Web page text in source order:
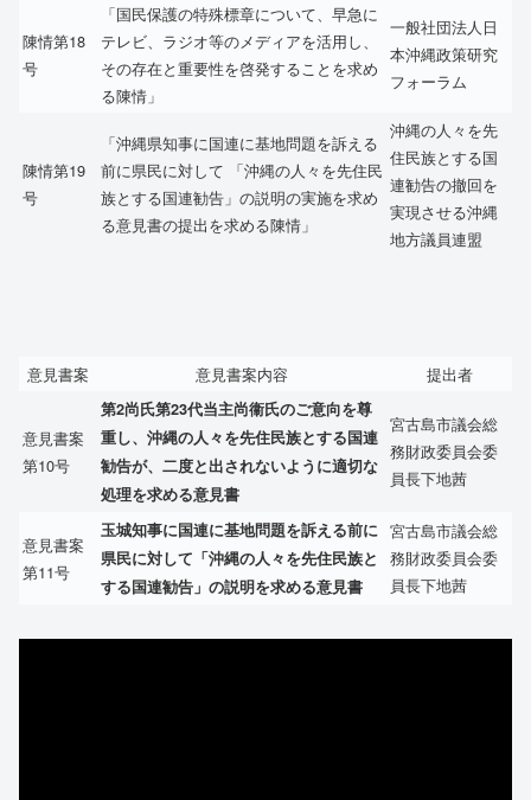
陳情第18
号
「国民保護の特殊標章について、早急に
テレビ、ラジオ等のメディアを活用し、
その存在と重要性を啓発することを求め
る陳情」
一般社団法人日
本沖縄政策研究
フォーラム
陳情第19
号
「沖縄県知事に国連に基地問題を訴える
前に県民に対して 「沖縄の人々を先住民
族とする国連勧告」の説明の実施を求め
る意見書の提出を求める陳情」
沖縄の人々を先
住民族とする国
連勧告の撤回を
実現させる沖縄
地方議員連盟
意見書案 意見書案内容 提出者
意見書案
第10号
第2尚氏第23代当主尚衞氏のご意向を尊
重し、沖縄の人々を先住民族とする国連
勧告が、二度と出されないように適切な
処理を求める意見書
宮古島市議会総
務財政委員会委
員長下地茜
意見書案
第11号
玉城知事に国連に基地問題を訴える前に
県民に対して「沖縄の人々を先住民族と
する国連勧告」の説明を求める意見書
宮古島市議会総
務財政委員会委
員長下地茜